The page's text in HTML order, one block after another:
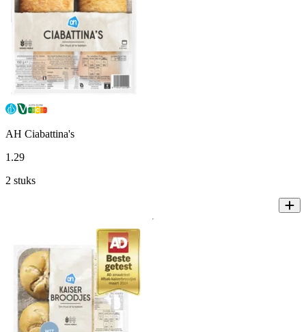
AH Ciabattina's
1 .29
2 stuks